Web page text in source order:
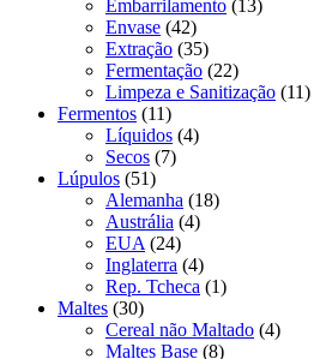
Embarrilamento (13)
Envase (42)
Extração (35)
Fermentação (22)
Limpeza e Sanitização (11)
Fermentos (11)
Líquidos (4)
Secos (7)
Lúpulos (51)
Alemanha (18)
Austrália (4)
EUA (24)
Inglaterra (4)
Rep. Tcheca (1)
Maltes (30)
Cereal não Maltado (4)
Maltes Base (8)